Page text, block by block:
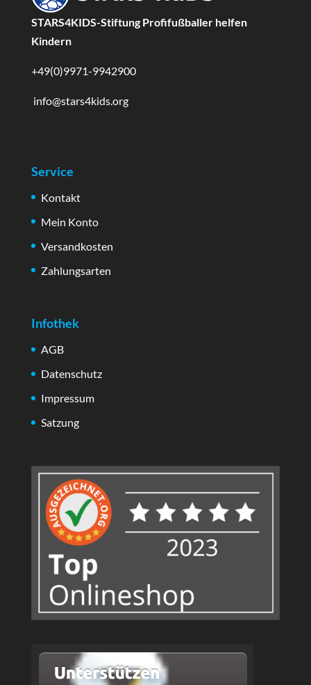
STARS4KIDS-Stiftung Profifußballer helfen
Kindern
+49(0)9971-9942900
info@stars4kids.org
Service
Kontakt
Mein Konto
Versandkosten
Zahlungsarten
Infothek
AGB
Datenschutz
Impressum
Satzung